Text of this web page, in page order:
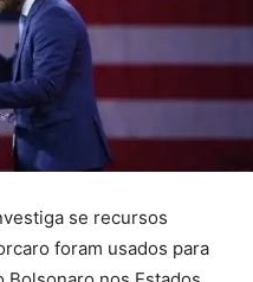
se recursos
foram usados para